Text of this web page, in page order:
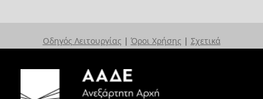
Οδηγός Λειτουργίας | Όροι Χρήσης | Σχετικά